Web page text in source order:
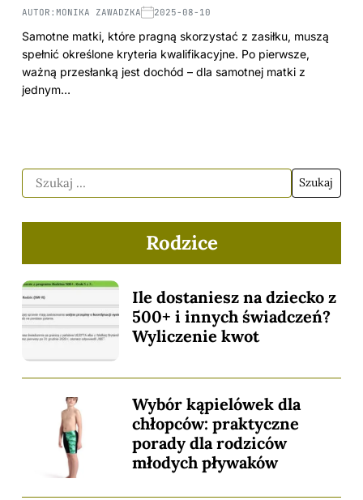
AUTOR: MONIKA ZAWADZKA 2025-08-10
Samotne matki, które pragną skorzystać z zasiłku, muszą
spełnić określone kryteria kwalifikacyjne. Po pierwsze,
ważną przesłanką jest dochód – dla samotnej matki z
jednym…
Rodzice
Ile dostaniesz na dziecko z
500+ i innych świadczeń?
Wyliczenie kwot
Wybór kąpielówek dla
chłopców: praktyczne
porady dla rodziców
młodych pływaków